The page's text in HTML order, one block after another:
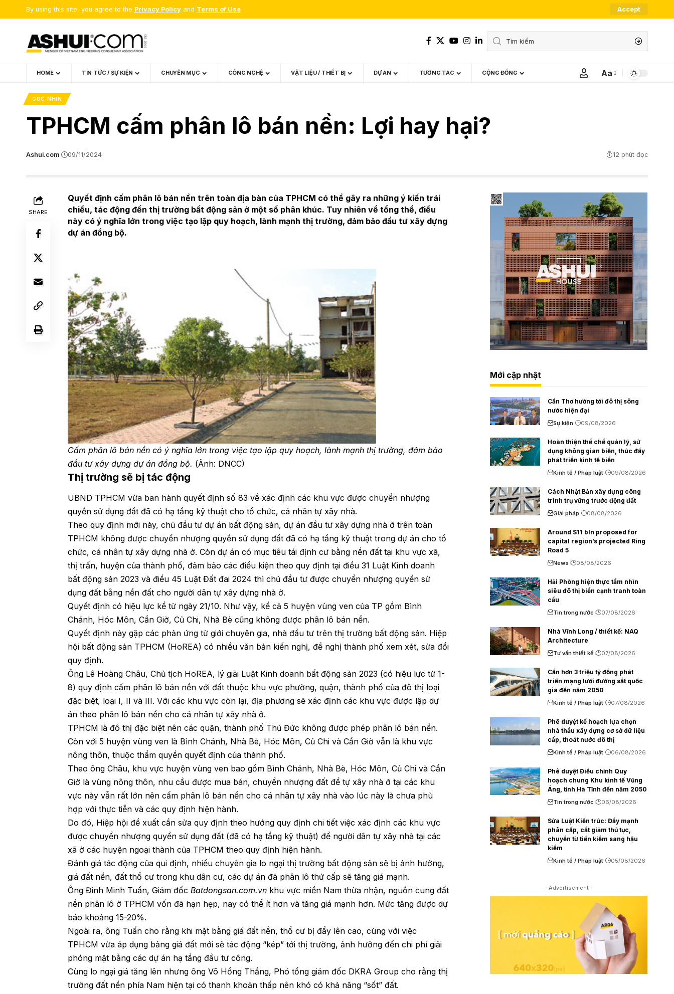
By using this site, you agree to the Privacy Policy and Terms of Use. Accept
HOME TIN TỨC / SỰ KIỆN CHUYÊN MỤC CÔNG NGHỆ VẬT LIỆU / THIẾT BỊ DỰ ÁN TƯƠNG TÁC CỘNG ĐỒNG
Font
Aa
GÓC NHÌN
TPHCM cấm phân lô bán nền: Lợi hay hại?
Ashui.com 09/11/2024 12 phút đọc
SHARE
Quyết định cấm phân lô bán nền trên toàn địa bàn của TPHCM có thể gây ra những ý kiến trái
chiều, tác động đến thị trường bất động sản ở một số phân khúc. Tuy nhiên về tổng thể, điều
này có ý nghĩa lớn trong việc tạo lập quy hoạch, lành mạnh thị trường, đảm bảo đầu tư xây dựng
dự án đồng bộ.
Cấm phân lô bán nền có ý nghĩa lớn trong việc tạo lập quy hoạch, lành mạnh thị trường, đảm bảo
đầu tư xây dựng dự án đồng bộ. (Ảnh: DNCC)
Thị trường sẽ bị tác động
UBND TPHCM vừa ban hành quyết định số 83 về xác định các khu vực được chuyển nhượng
quyền sử dụng đất đã có hạ tầng kỹ thuật cho tổ chức, cá nhân tự xây nhà.
Theo quy định mới này, chủ đầu tư dự án bất động sản, dự án đầu tư xây dựng nhà ở trên toàn
TPHCM không được chuyển nhượng quyền sử dụng đất đã có hạ tầng kỹ thuật trong dự án cho tổ
chức, cá nhân tự xây dựng nhà ở. Còn dự án có mục tiêu tái định cư bằng nền đất tại khu vực xã,
thị trấn, huyện của thành phố, đảm bảo các điều kiện theo quy định tại điều 31 Luật Kinh doanh
bất động sản 2023 và điều 45 Luật Đất đai 2024 thì chủ đầu tư được chuyển nhượng quyền sử
dụng đất bằng nền đất cho người dân tự xây dựng nhà ở.
Quyết định có hiệu lực kể từ ngày 21/10. Như vậy, kể cả 5 huyện vùng ven của TP gồm Bình
Chánh, Hóc Môn, Cần Giờ, Củ Chi, Nhà Bè cũng không được phân lô bán nền.
Quyết định này gặp các phản ứng từ giới chuyên gia, nhà đầu tư trên thị trường bất động sản. Hiệp
hội bất động sản TPHCM (HoREA) có nhiều văn bản kiến nghị, đề nghị thành phố xem xét, sửa đổi
quy định.
Ông Lê Hoàng Châu, Chủ tịch HoREA, lý giải Luật Kinh doanh bất động sản 2023 (có hiệu lực từ 1-
8) quy định cấm phân lô bán nền với đất thuộc khu vực phường, quận, thành phố của đô thị loại
đặc biệt, loại I, II và III. Với các khu vực còn lại, địa phương sẽ xác định các khu vực được lập dự
án theo phân lô bán nền cho cá nhân tự xây nhà ở.
TPHCM là đô thị đặc biệt nên các quận, thành phố Thủ Đức không được phép phân lô bán nền.
Còn với 5 huyện vùng ven là Bình Chánh, Nhà Bè, Hóc Môn, Củ Chi và Cần Giờ vẫn là khu vực
nông thôn, thuộc thẩm quyền quyết định của thành phố.
Theo ông Châu, khu vực huyện vùng ven bao gồm Bình Chánh, Nhà Bè, Hóc Môn, Củ Chi và Cần
Giờ là vùng nông thôn, nhu cầu được mua bán, chuyển nhượng đất để tự xây nhà ở tại các khu
vực này vẫn rất lớn nên cấm phân lô bán nền cho cá nhân tự xây nhà vào lúc này là chưa phù
hợp với thực tiễn và các quy định hiện hành.
Do đó, Hiệp hội đề xuất cần sửa quy định theo hướng quy định chi tiết việc xác định các khu vực
được chuyển nhượng quyền sử dụng đất (đã có hạ tầng kỹ thuật) để người dân tự xây nhà tại các
xã ở các huyện ngoại thành của TPHCM theo quy định hiện hành.
Đánh giá tác động của qui định, nhiều chuyên gia lo ngại thị trường bất động sản sẽ bị ảnh hưởng,
giá đất nền, đất thổ cư trong khu dân cư, các dự án đã phân lô thứ cấp sẽ tăng giá mạnh.
Ông Đinh Minh Tuấn, Giám đốc Batdongsan.com.vn khu vực miền Nam thừa nhận, nguồn cung đất
nền phân lô ở TPHCM vốn đã hạn hẹp, nay có thể ít hơn và tăng giá mạnh hơn. Mức tăng được dự
báo khoảng 15-20%.
Ngoài ra, ông Tuấn cho rằng khi mặt bằng giá đất nền, thổ cư bị đẩy lên cao, cùng với việc
TPHCM vừa áp dụng bảng giá đất mới sẽ tác động “kép” tới thị trường, ảnh hưởng đến chi phí giải
phóng mặt bằng các dự án hạ tầng đầu tư công.
Cùng lo ngại giá tăng lên nhưng ông Võ Hồng Thắng, Phó tổng giám đốc DKRA Group cho rằng thị
trường đất nền phía Nam hiện tại có thanh khoản thấp nên khó có khả năng “sốt” đất.
Mới cập nhật
Cần Thơ hướng tới đô thị sông
nước hiện đại
Sự kiện 09/08/2026
Hoàn thiện thể chế quản lý, sử
dụng không gian biển, thúc đẩy
phát triển kinh tế biển
Kinh tế / Pháp luật 09/08/2026
Cách Nhật Bản xây dựng công
trình trụ vững trước động đất
Giải pháp 08/08/2026
Around $11 bln proposed for
capital region’s projected Ring
Road 5
News 08/08/2026
Hải Phòng hiện thực tầm nhìn
siêu đô thị biển cạnh tranh toàn
cầu
Tin trong nước 07/08/2026
Nhà Vĩnh Long / thiết kế: NAQ
Architecture
Tư vấn thiết kế 07/08/2026
Cần hơn 3 triệu tỷ đồng phát
triển mạng lưới đường sắt quốc
gia đến năm 2050
Kinh tế / Pháp luật 07/08/2026
Phê duyệt kế hoạch lựa chọn
nhà thầu xây dựng cơ sở dữ liệu
cấp, thoát nước đô thị
Kinh tế / Pháp luật 06/08/2026
Phê duyệt Điều chỉnh Quy
hoạch chung Khu kinh tế Vũng
Áng, tỉnh Hà Tĩnh đến năm 2050
Tin trong nước 06/08/2026
Sửa Luật Kiến trúc: Đẩy mạnh
phân cấp, cắt giảm thủ tục,
chuyển từ tiền kiểm sang hậu
kiểm
Kinh tế / Pháp luật 05/08/2026
- Advertisement -